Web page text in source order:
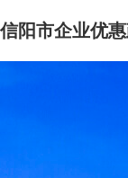
信阳市企业优